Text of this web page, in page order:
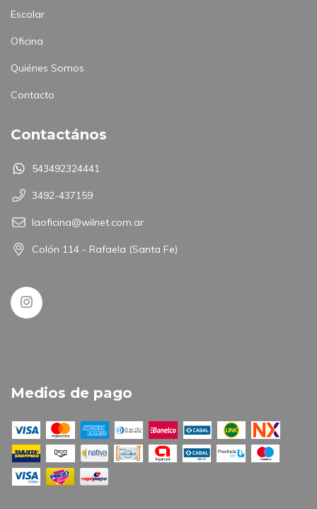
Escolar
Oficina
Quiénes Somos
Contacto
Contactános
543492324441
3492-437159
laoficina@wilnet.com.ar
Colón 114 - Rafaela (Santa Fe)
Medios de pago